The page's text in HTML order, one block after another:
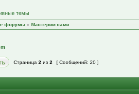
темы
форумы » Мастерим сами
Страница 2 из 2 [ Сообщений: 20 ]